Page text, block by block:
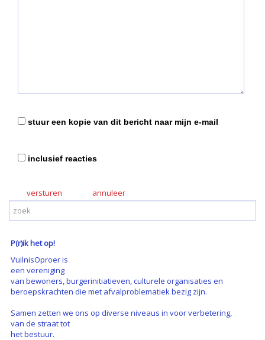
stuur een kopie van dit bericht naar mijn e-mail
inclusief reacties
versturen
P(r)ik het op!
VuilnisOproer is
een vereniging
van bewoners, burgerinitiatieven, culturele organisaties en
beroepskrachten die met afvalproblematiek bezig zijn.
Samen zetten we ons op diverse niveaus in voor verbetering,
van de straat tot
het bestuur.